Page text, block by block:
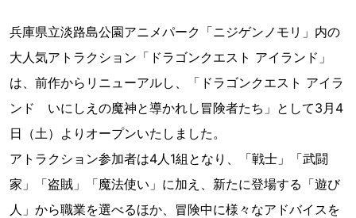
兵庫県立淡路島公園アニメパーク「ニジゲンノモリ」内の
大人気アトラクション「ドラゴンクエスト アイランド」
は、前作からリニューアルし、「ドラゴンクエスト アイラ
ンド いにしえの魔神と導かれし冒険者たち」として3月4
日（土）よりオープンいたしました。
アトラクション参加者は4人1組となり、「戦士」「武闘
家」「盗賊」「魔法使い」に加え、新たに登場する「遊び
人」から職業を選べるほか、冒険中に様々なアドバイスを